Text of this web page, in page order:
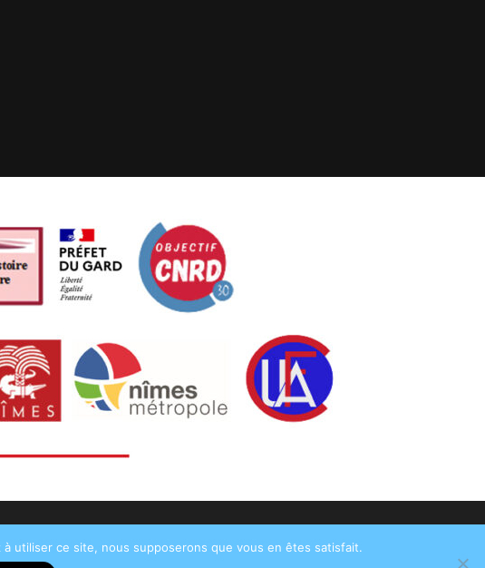
utiliser ce site, nous supposerons que vous en êtes satisfait.